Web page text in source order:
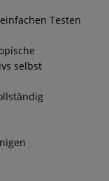
Testen
selbst